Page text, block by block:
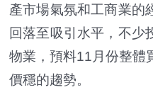
產市場氣氛和工商業的
回落至吸引水平，不少
物業，預料11月份整體
價穩的趨勢。